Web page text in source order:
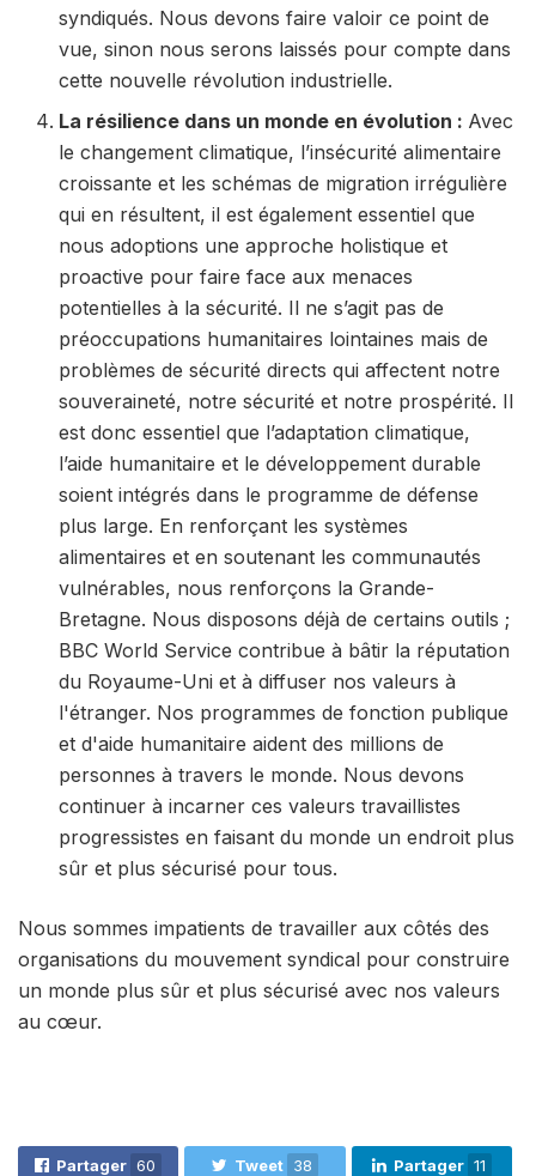
syndiqués. Nous devons faire valoir ce point de
vue, sinon nous serons laissés pour compte dans
cette nouvelle révolution industrielle.
La résilience dans un monde en évolution : Avec
le changement climatique, l’insécurité alimentaire
croissante et les schémas de migration irrégulière
qui en résultent, il est également essentiel que
nous adoptions une approche holistique et
proactive pour faire face aux menaces
potentielles à la sécurité. Il ne s’agit pas de
préoccupations humanitaires lointaines mais de
problèmes de sécurité directs qui affectent notre
souveraineté, notre sécurité et notre prospérité. Il
est donc essentiel que l’adaptation climatique,
l’aide humanitaire et le développement durable
soient intégrés dans le programme de défense
plus large. En renforçant les systèmes
alimentaires et en soutenant les communautés
vulnérables, nous renforçons la Grande-
Bretagne. Nous disposons déjà de certains outils ;
BBC World Service contribue à bâtir la réputation
du Royaume-Uni et à diffuser nos valeurs à
l'étranger. Nos programmes de fonction publique
et d'aide humanitaire aident des millions de
personnes à travers le monde. Nous devons
continuer à incarner ces valeurs travaillistes
progressistes en faisant du monde un endroit plus
sûr et plus sécurisé pour tous.
Nous sommes impatients de travailler aux côtés des
organisations du mouvement syndical pour construire
un monde plus sûr et plus sécurisé avec nos valeurs
au cœur.
Partager 60 Tweet 38 Partager 11